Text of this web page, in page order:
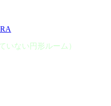
いない円形ルーム）